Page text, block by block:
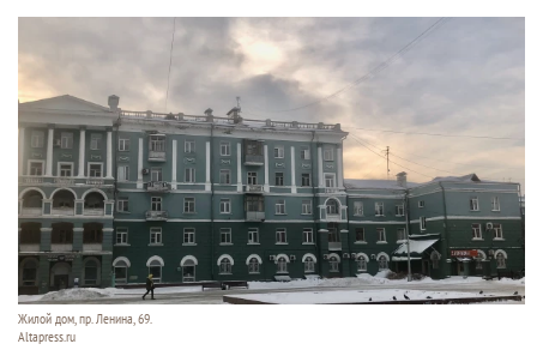
Жилой дом, пр. Ленина, 69.
Altapress.ru